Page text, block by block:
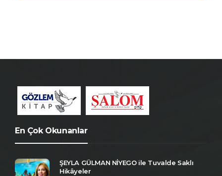
En Çok Okunanlar
ŞEYLA GÜLMAN NİYEGO ile Tuvalde Saklı
Hikâyeler